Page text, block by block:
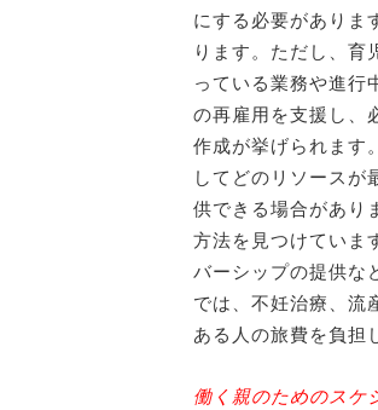
にする必要がありま
ります。ただし、育
っている業務や進行
の再雇用を支援し、
作成が挙げられます
してどのリソースが
供できる場合があり
方法を見つけていま
バーシップの提供な
では、不妊治療、流
ある人の旅費を負担
働く親のためのスケ